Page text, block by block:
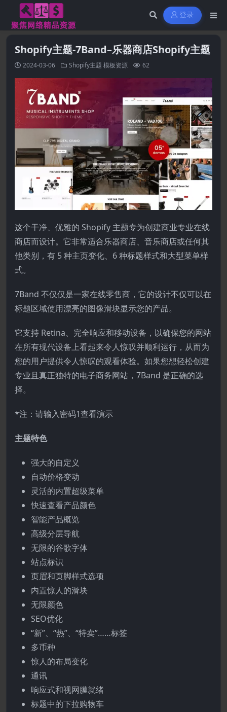
登录
Shopify主题-7Band–乐器商店Shopify主题
2024-03-06 Shopify主题 模板资源 62
这个干净、优雅的 Shopify 主题专为创建商业专业在线
商店而设计。它非常适合乐器商店、音乐商店或任何其
他类别，有 5 种主页变化、6 种标题样式和大型菜单样
式。
7Band 不仅仅是一家在线零售商，它的设计不仅可以在
标题区域使用漂亮的图像滑块显示您的产品。
它支持 Retina、完全响应和移动设备，以确保您的网站
在所有现代设备上看起来令人惊叹并顺利运行，从而为
您的用户提供令人惊叹的观看体验。如果您想轻松创建
专业且真正独特的电子商务网站，7Band 是正确的选
择。
*注：请输入密码1查看演示
主题特色
强大的自定义
自动价格变动
灵活的内置超级菜单
快速查看产品颜色
智能产品概览
高级分层导航
无限的谷歌字体
站点标识
页眉和页脚样式选项
内置惊人的滑块
无限颜色
SEO优化
“新”、“热”、“特卖”……标签
多币种
惊人的布局变化
通讯
响应式和视网膜就绪
标题中的下拉购物车